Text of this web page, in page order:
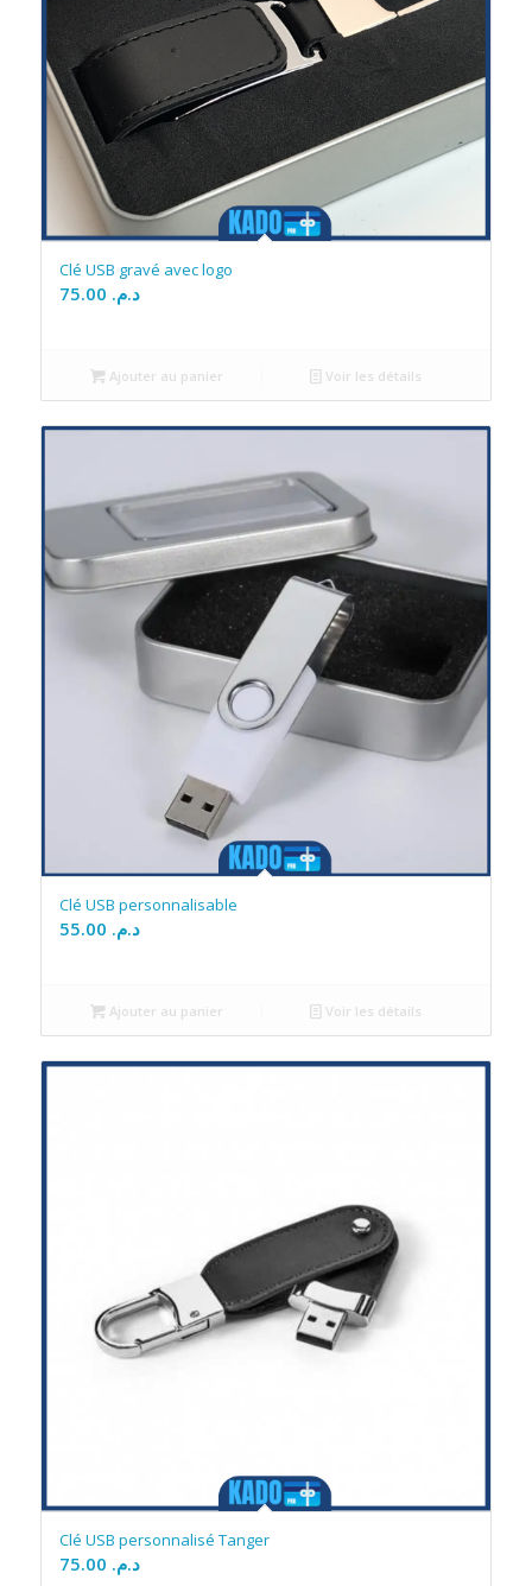
Clé USB gravé avec logo
د.م.
Ajouter au panier Voir les détails
Clé USB personnalisable
د.م.
Ajouter au panier Voir les détails
Clé USB personnalisé Tanger
د.م.